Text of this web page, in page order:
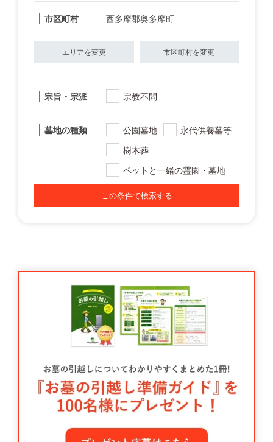
市区町村 西多摩郡奥多摩町
エリアを変更 市区町村を変更
宗旨・宗派 宗教不問
墓地の種類 公園墓地
永代供養墓等
樹木葬
ペットと一緒の霊園・墓地
この条件で検索する